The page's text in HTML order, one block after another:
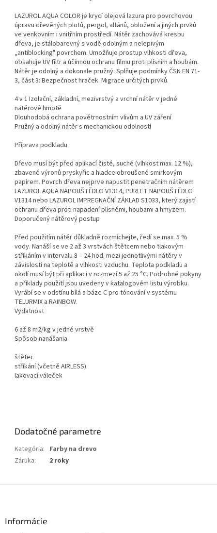
LAZUROL AQUA COLOR je krycí olejová lazura pro povrchovou
úpravu dřevěných plotů, pergol, altánů, obložení a jiných prvků
ve venkovním i vnitřním prostředí. Nátěr zachovává kresbu
dřeva, je stálobarevný s vodě odolným a nelepivým
„antiblocking" povrchem. Umožňuje prostup vlhkosti dřeva,
obsahuje UV filtr a účinnou ochranu filmu proti plísním a houbám.
Nátěr je odolný a dokonale pružný. Splňuje podmínky ČSN EN 71-
3, část 3: Bezpečnost hraček. Migrace určitých prvků.
4 v 1 Izolační, základní, mezivrstvý a vrchní nátěr v jedné
nátěrové hmotě
Dlouhodobá ochrana povětrnostním vlivům a UV záření
Pružný a odolný nátěr s mechanickou odolností
Příprava podkladu
Dřevo musí být před aplikací čisté, suché (vlhkost max. 12 %),
zbavené výronů pryskyřic a hladce obroušené smirkovým
papírem. Povrch dřeva nejprve napustit penetračním nátěrem
LAZUROL AQUA NAPOUŠTĚDLO V1314, PURLET NAPOUŠTĚDLO
V1314 nebo LAZUROL IMPREGNAČNÍ ZÁKLAD S1033, který zajistí
ochranu dřeva proti napadení plísněmi, houbami a hmyzem.
Doporučený nátěrový postup
Před použitím nátěr důkladně rozmíchejte, ředí se max. 5 %
vody. Nanáší se ve 2 až 3 vrstvách štětcem nebo tlakovým
stříkáním v intervalu 8 – 24 hod. mezi jednotlivými nátěry v
závislosti na teplotě a vlhkosti vzduchu. Teplota podkladu a
okolí musí být při aplikaci v rozmezí 5 až 25 °C. Podrobné pokyny
a příklady použití jsou uvedeny v katalogovém listu výrobku.
Vyrábí se v odstínu bílá a báze C pro tónování v systému
TELURMIX a RAINBOW.
Vydatnost
6 až 8 m2/kg v jedné vrstvě
Spôsob nanášania
štětec
stříkání (včetně AIRLESS)
lakovací váleček
Dodatočné parametre
Kategória: Farby na drevo
Záruka: 2 roky
Informácie